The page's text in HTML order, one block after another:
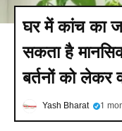
घर में कांच का
सकता है
बर्तनों को लेकर
Yash Bharat 1